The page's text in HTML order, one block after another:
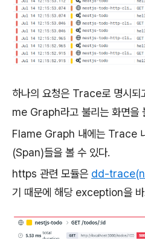
하나의 요청은 Trace로 명시
me Graph라고 불리는 화면을
Flame Graph 내에는 Trace
(Span)들을 볼 수 있다.
https 관련 모듈은 dd-
기 때문에 해당 exception을 바